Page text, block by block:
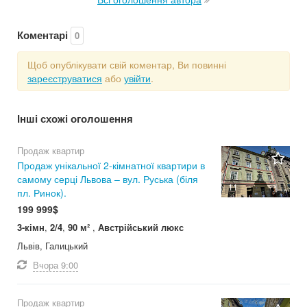
Коментарі 0
Щоб опублікувати свій коментар, Ви повинні
зареєструватися або увійти.
Інші схожі оголошення
11
Продаж квартир
Продаж унікальної 2-кімнатної квартири в
самому серці Львова – вул. Руська (біля
пл. Ринок).
199 999$
3-кімн, 2/4, 90 м² , Австрійський люкс
Львів, Галицький
Вчора 9:00
Продаж квартир